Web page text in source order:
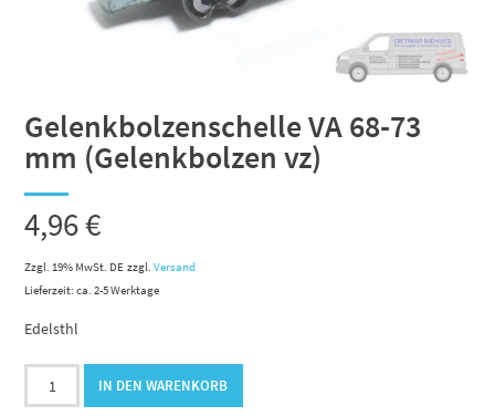
Gelenkbolzenschelle VA 68-73
mm (Gelenkbolzen vz)
4,96€
Zzgl. 19% MwSt. DE zzgl.Versand
Lieferzeit: ca. 2-5 Werktage
Edelsthl
IN DEN WARENKORB